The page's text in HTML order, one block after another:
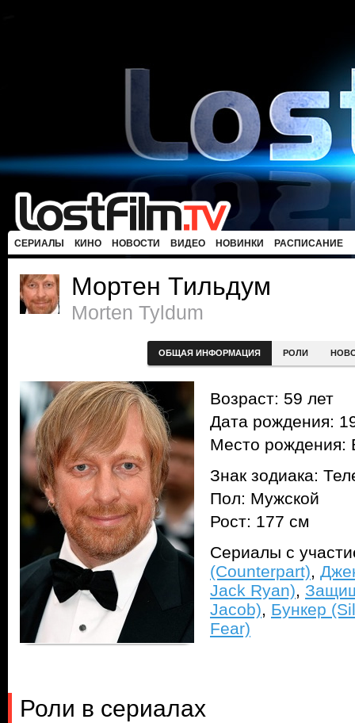
СЕРИАЛЫ КИНО НОВОСТИ ВИДЕО НОВИНКИ РАСПИСАНИЕ
Мортен Тильдум
Morten Tyldum
ОБЩАЯ ИНФОРМАЦИЯ РОЛИ
Возраст: 59 лет
Дата рождения:
Место рождения:
Знак зодиака:
Пол: Мужской
Рост: 177 см
Сериалы с
(Counterpart),
Jack Ryan),
Jacob), Бункер
Fear)
Роли в сериалах